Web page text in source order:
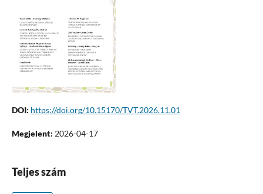
DOI: https://doi.org/10.15170/TVT.2026.11.01
Megjelent: 2026-04-17
Teljes szám